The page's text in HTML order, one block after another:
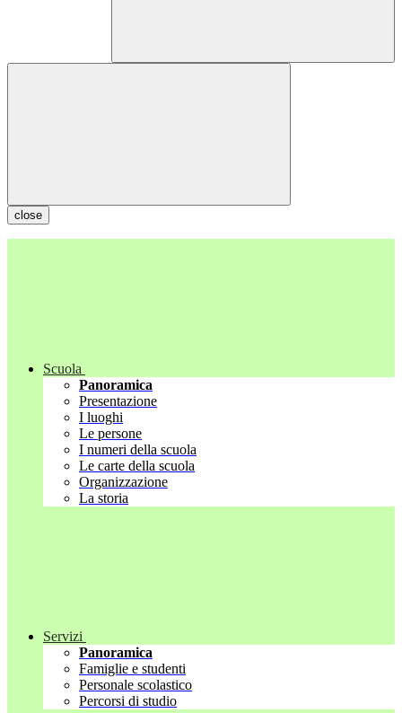
close
Scuola
Panoramica
Presentazione
I luoghi
Le persone
I numeri della scuola
Le carte della scuola
Organizzazione
La storia
Servizi
Panoramica
Famiglie e studenti
Personale scolastico
Percorsi di studio